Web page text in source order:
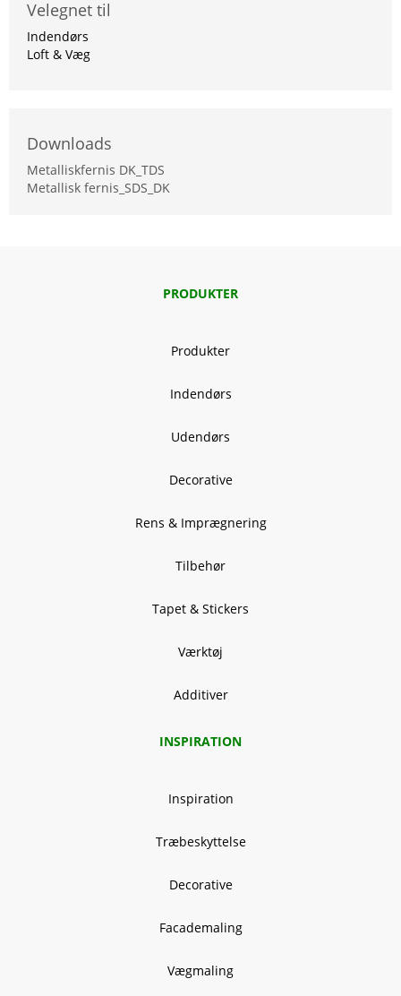
Velegnet til
Indendørs
Loft & Væg
Downloads
Metalliskfernis DK_TDS
Metallisk fernis_SDS_DK
PRODUKTER
Produkter
Indendørs
Udendørs
Decorative
Rens & Imprægnering
Tilbehør
Tapet & Stickers
Værktøj
Additiver
INSPIRATION
Inspiration
Træbeskyttelse
Decorative
Facademaling
Vægmaling